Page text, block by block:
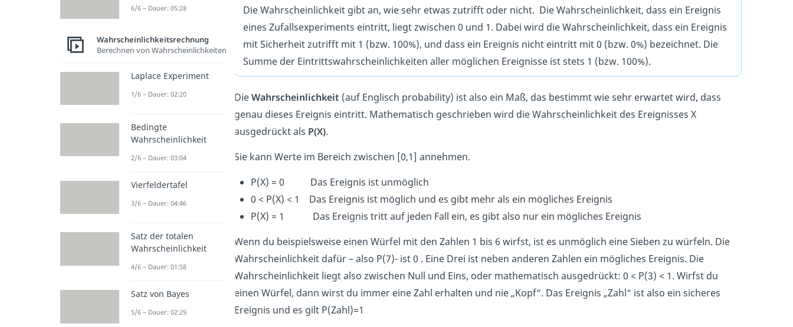
Die Wahrscheinlichkeit gibt an, wie sehr etwas zutrifft oder nicht. Die Wahrscheinlichkeit, dass ein Ereignis
eines Zufallsexperiments eintritt, liegt zwischen 0 und 1. Dabei wird die Wahrscheinlichkeit, dass ein Ereignis
mit Sicherheit zutrifft mit 1 (bzw. 100%), und dass ein Ereignis nicht eintritt mit 0 (bzw. 0%) bezeichnet. Die
Summe der Eintrittswahrscheinlichkeiten aller möglichen Ereignisse ist stets 1 (bzw. 100%).
DieWahrscheinlichkeit (auf Englisch probability) ist also ein Maß, das bestimmt wie sehr erwartet wird, dass
genau dieses Ereignis eintritt. Mathematisch geschrieben wird die Wahrscheinlichkeit des Ereignisses X
ausgedrückt als P(X).
Sie kann Werte im Bereich zwischen [0,1] annehmen.
P(X) = 0 Das Ereignis ist unmöglich
0 < P(X) < 1 Das Ereignis ist möglich und es gibt mehr als ein mögliches Ereignis
P(X) = 1 Das Ereignis tritt auf jeden Fall ein, es gibt also nur ein mögliches Ereignis
Wenn du beispielsweise einen Würfel mit den Zahlen 1 bis 6 wirfst, ist es unmöglich eine Sieben zu würfeln. Die
Wahrscheinlichkeit dafür – also P(7)- ist 0 . Eine Drei ist neben anderen Zahlen ein mögliches Ereignis. Die
Wahrscheinlichkeit liegt also zwischen Null und Eins, oder mathematisch ausgedrückt: 0 < P(3) < 1. Wirfst du
einen Würfel, dann wirst du immer eine Zahl erhalten und nie „Kopf“. Das Ereignis „Zahl“ ist also ein sicheres
Ereignis und es gilt P(Zahl)=1
6/6 – Dauer: 05:28
Wahrscheinlichkeitsrechnung
Berechnen von Wahrscheinlichkeiten
Laplace Experiment
1/6 – Dauer: 02:20
Bedingte
Wahrscheinlichkeit
2/6 – Dauer: 03:04
Vierfeldertafel
3/6 – Dauer: 04:46
Satz der totalen
Wahrscheinlichkeit
4/6 – Dauer: 01:58
Satz von Bayes
5/6 – Dauer: 02:29